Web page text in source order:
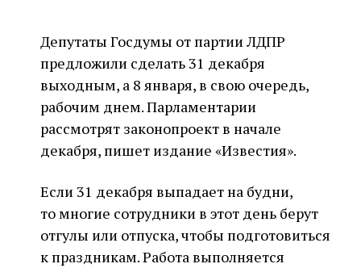
Депутаты Госдумы от партии ЛДПР
предложили сделать 31 декабря
выходным, а 8 января, в свою очередь,
рабочим днем. Парламентарии
рассмотрят законопроект в начале
декабря, пишет издание «Известия».
Если 31 декабря выпадает на будни,
то многие сотрудники в этот день берут
отгулы или отпуска, чтобы подготовиться
к праздникам. Работа выполняется